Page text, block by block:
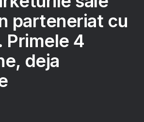
parteneriat cu
Primele 4
deja